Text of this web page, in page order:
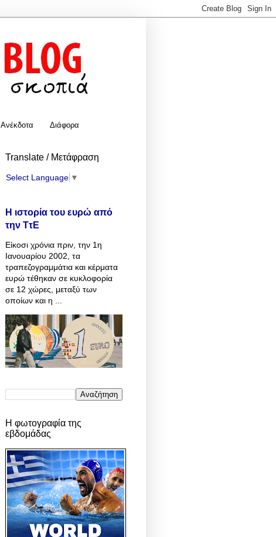
Ανέκδοτα Διάφορα
Translate / Μετάφραση
Select Language ▼
Η ιστορία του ευρώ από
την ΤτΕ
Είκοσι χρόνια πριν, την 1η
Ιανουαρίου 2002, τα
τραπεζογραμμάτια και κέρματα
ευρώ τέθηκαν σε κυκλοφορία
σε 12 χώρες, μεταξύ των
οποίων και η ...
Η φωτογραφία της
εβδομάδας